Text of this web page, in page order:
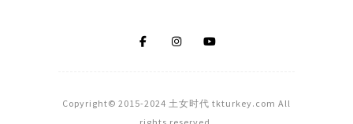
Copyright© 2015-2024 土女时代 tkturkey.com All